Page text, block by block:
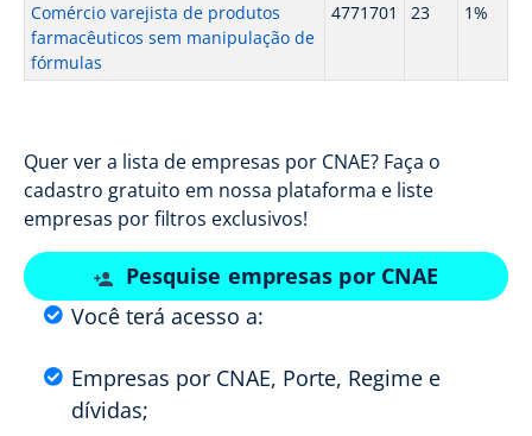
Comércio varejista de produtos
farmacêuticos sem manipulação de
fórmulas
4771701 23 1%
Quer ver a lista de empresas por CNAE? Faça o
cadastro gratuito em nossa plataforma e liste
empresas por filtros exclusivos!
Pesquise empresas por CNAE
Você terá acesso a:
Empresas por CNAE, Porte, Regime e
dívidas;